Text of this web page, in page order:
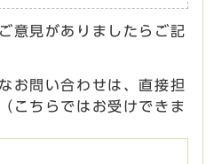
意見がありましたらご記
お問い合わせは、直接担
こちらではお受けできま